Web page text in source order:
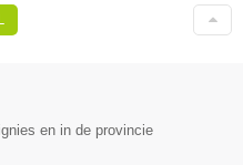
en in de provincie